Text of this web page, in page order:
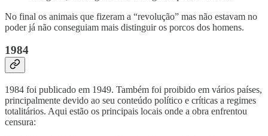
No final os animais que fizeram a “revolução” mas não estavam no
poder já não conseguiam mais distinguir os porcos dos homens.
1984
1984 foi publicado em 1949. Também foi proibido em vários países,
principalmente devido ao seu conteúdo político e críticas a regimes
totalitários. Aqui estão os principais locais onde a obra enfrentou
censura: